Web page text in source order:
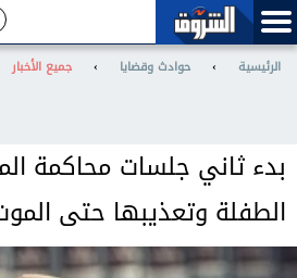
الرئيسية › حوادث وقضايا › جميع الأخبار
بدء ثاني جلسات محاكمة
الطفلة وتعذيبها حتى